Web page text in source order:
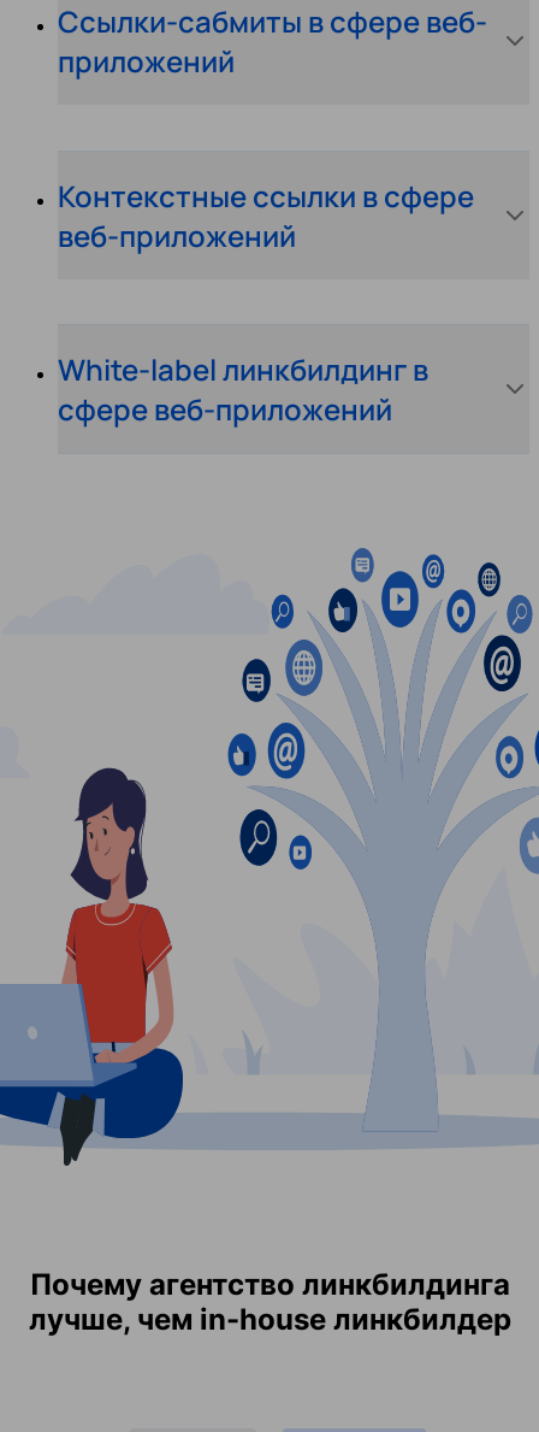
Ссылки-сабмиты в сфере веб-
приложений
Контекстные ссылки в сфере
веб-приложений
White-label линкбилдинг в
сфере веб-приложений
Почему агентство линкбилдинга
лучше, чем in-house линкбилдер